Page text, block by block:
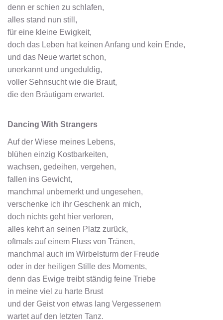
denn er schien zu schlafen,
alles stand nun still,
für eine kleine Ewigkeit,
doch das Leben hat keinen Anfang und kein Ende,
und das Neue wartet schon,
unerkannt und ungeduldig,
voller Sehnsucht wie die Braut,
die den Bräutigam erwartet.
Dancing With Strangers
Auf der Wiese meines Lebens,
blühen einzig Kostbarkeiten,
wachsen, gedeihen, vergehen,
fallen ins Gewicht,
manchmal unbemerkt und ungesehen,
verschenke ich ihr Geschenk an mich,
doch nichts geht hier verloren,
alles kehrt an seinen Platz zurück,
oftmals auf einem Fluss von Tränen,
manchmal auch im Wirbelsturm der Freude
oder in der heiligen Stille des Moments,
denn das Ewige treibt ständig feine Triebe
in meine viel zu harte Brust
und der Geist von etwas lang Vergessenem
wartet auf den letzten Tanz.